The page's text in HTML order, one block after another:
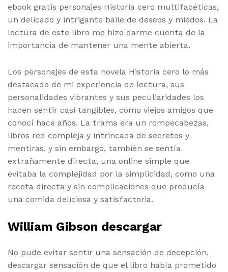
ebook gratis personajes Historia cero multifacéticas,
un delicado y intrigante baile de deseos y miedos. La
lectura de este libro me hizo darme cuenta de la
importancia de mantener una mente abierta.
Los personajes de esta novela Historia cero lo más
destacado de mi experiencia de lectura, sus
personalidades vibrantes y sus peculiaridades los
hacen sentir casi tangibles, como viejos amigos que
conocí hace años. La trama era un rompecabezas,
libros red compleja y intrincada de secretos y
mentiras, y sin embargo, también se sentía
extrañamente directa, una online simple que
evitaba la complejidad por la simplicidad, como una
receta directa y sin complicaciones que producía
una comida deliciosa y satisfactoria.
William Gibson descargar
No pude evitar sentir una sensación de decepción,
descargar sensación de que el libro había prometido